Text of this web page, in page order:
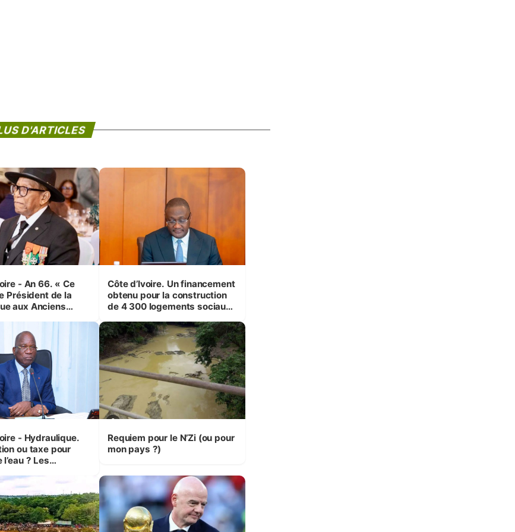
D'ARTICLES
- An 66. « Ce
Président de la
aux Anciens
Koné ®)
Côte d’Ivoire. Un financement
obtenu pour la construction
de 4 300 logements sociaux
Bouaké et Yamoussoukro
- Hydraulique.
ou taxe pour
? Les
Requiem pour le N’Zi (ou pour
mon pays ?)